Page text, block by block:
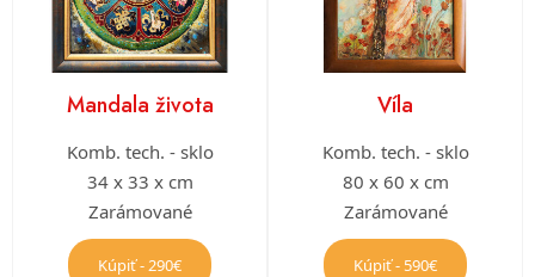
Mandala života
Komb. tech. - sklo
34 x 33 x cm
Zarámované
Kúpiť - 290€
Víla
Komb. tech. - sklo
80 x 60 x cm
Zarámované
Kúpiť - 590€